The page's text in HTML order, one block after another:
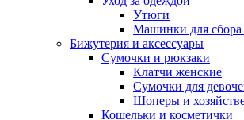
Утюги
Машинки для
Бижутерия и аксессуары
Сумочки и рюкзаки
Клатчи женские
Сумочки для
Шоперы и
Кошельки и косметички